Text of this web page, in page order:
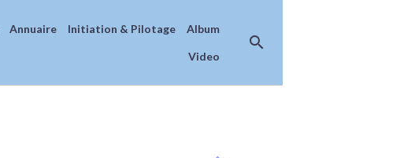
Annuaire Initiation & Pilotage Album
Video